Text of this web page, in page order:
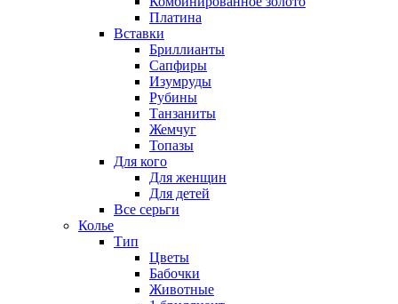
Платина
Вставки
Бриллианты
Сапфиры
Изумруды
Рубины
Танзаниты
Жемчуг
Топазы
Для кого
Для женщин
Для детей
Все серьги
Колье
Тип
Цветы
Бабочки
Животные